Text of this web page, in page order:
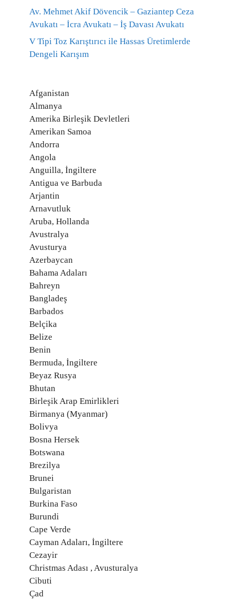
Av. Mehmet Akif Dövencik – Gaziantep Ceza
Avukatı – İcra Avukatı – İş Davası Avukatı
V Tipi Toz Karıştırıcı ile Hassas Üretimlerde
Dengeli Karışım
Afganistan
Almanya
Amerika Birleşik Devletleri
Amerikan Samoa
Andorra
Angola
Anguilla, İngiltere
Antigua ve Barbuda
Arjantin
Arnavutluk
Aruba, Hollanda
Avustralya
Avusturya
Azerbaycan
Bahama Adaları
Bahreyn
Bangladeş
Barbados
Belçika
Belize
Benin
Bermuda, İngiltere
Beyaz Rusya
Bhutan
Birleşik Arap Emirlikleri
Birmanya (Myanmar)
Bolivya
Bosna Hersek
Botswana
Brezilya
Brunei
Bulgaristan
Burkina Faso
Burundi
Cape Verde
Cayman Adaları, İngiltere
Cezayir
Christmas Adası , Avusturalya
Cibuti
Çad